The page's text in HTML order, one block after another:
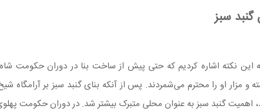
گنبد سبز
نکته اشاره کردیم که حتی پیش از ساخت بنا در دوران حکومت
و مزار او را محترم می‌شمردند. پس از آنکه بنای گنبد سبز بر
اهمیت گنبد سبز به عنوان محلی متبرک بیشتر شد. در دوران حکومت